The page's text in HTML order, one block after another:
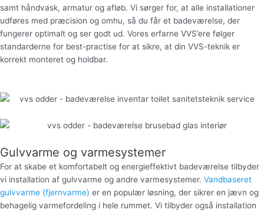
samt håndvask, armatur og afløb. Vi sørger for, at alle installationer
udføres med præcision og omhu, så du får et badeværelse, der
fungerer optimalt og ser godt ud. Vores erfarne VVS’ere følger
standarderne for best-practise for at sikre, at din VVS-teknik er
korrekt monteret og holdbar.
Gulvvarme og varmesystemer
For at skabe et komfortabelt og energieffektivt badeværelse tilbyder
vi installation af gulvvarme og andre varmesystemer. Vandbaseret
gulvvarme (fjernvarme) er en populær løsning, der sikrer en jævn og
behagelig varmefordeling i hele rummet. Vi tilbyder også installation